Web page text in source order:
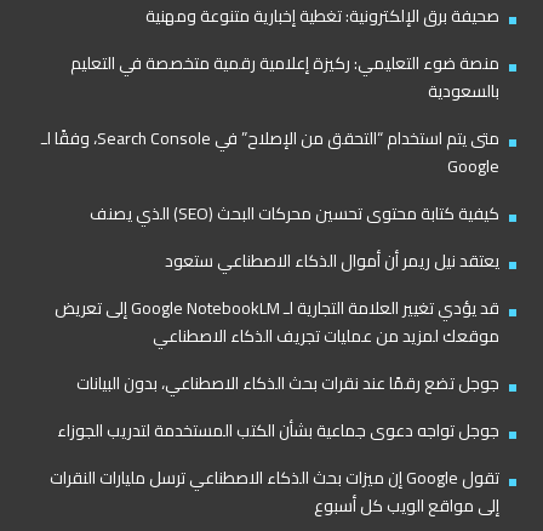
صحيفة برق الإلكترونية: تغطية إخبارية متنوعة ومهنية
منصة ضوء التعليمي: ركيزة إعلامية رقمية متخصصة في التعليم
بالسعودية
متى يتم استخدام “التحقق من الإصلاح” في Search Console، وفقًا لـ
Google
كيفية كتابة محتوى تحسين محركات البحث (SEO) الذي يصنف
يعتقد نيل ريمر أن أموال الذكاء الاصطناعي ستعود
قد يؤدي تغيير العلامة التجارية لـ Google NotebookLM إلى تعريض
موقعك لمزيد من عمليات تجريف الذكاء الاصطناعي
جوجل تضع رقمًا عند نقرات بحث الذكاء الاصطناعي، بدون البيانات
جوجل تواجه دعوى جماعية بشأن الكتب المستخدمة لتدريب الجوزاء
تقول Google إن ميزات بحث الذكاء الاصطناعي ترسل مليارات النقرات
إلى مواقع الويب كل أسبوع